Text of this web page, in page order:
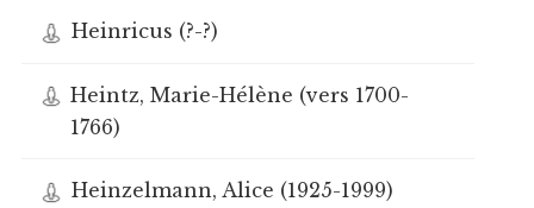
Heinricus (?-?)
Heintz, Marie-Hélène (vers 1700-
1766)
Heinzelmann, Alice (1925-1999)